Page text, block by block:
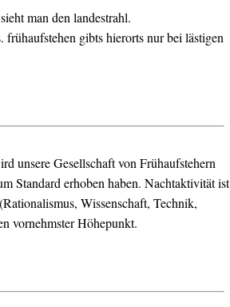
man den landestrahl.
gibts hierorts nur bei lästigen
unsere Gesellschaft von Frühaufstehern
Standard erhoben haben. Nachtaktivität ist
Wissenschaft, Technik,
vornehmster Höhepunkt.